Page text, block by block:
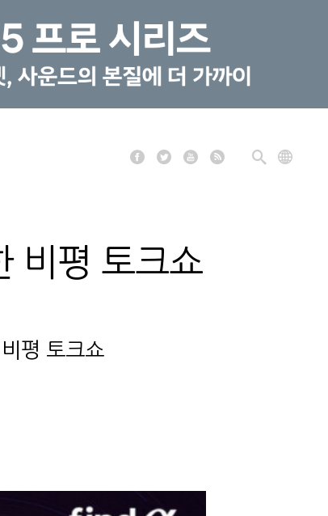
비평 토크쇼
비평 토크쇼